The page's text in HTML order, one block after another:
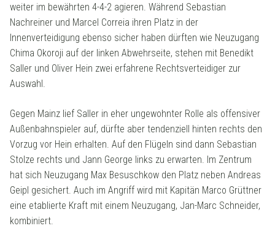
weiter im bewährten 4-4-2 agieren. Während Sebastian
Nachreiner und Marcel Correia ihren Platz in der
Innenverteidigung ebenso sicher haben dürften wie Neuzugang
Chima Okoroji auf der linken Abwehrseite, stehen mit Benedikt
Saller und Oliver Hein zwei erfahrene Rechtsverteidiger zur
Auswahl.
Gegen Mainz lief Saller in eher ungewohnter Rolle als offensiver
Außenbahnspieler auf, dürfte aber tendenziell hinten rechts den
Vorzug vor Hein erhalten. Auf den Flügeln sind dann Sebastian
Stolze rechts und Jann George links zu erwarten. Im Zentrum
hat sich Neuzugang Max Besuschkow den Platz neben Andreas
Geipl gesichert. Auch im Angriff wird mit Kapitän Marco Grüttner
eine etablierte Kraft mit einem Neuzugang, Jan-Marc Schneider,
kombiniert.